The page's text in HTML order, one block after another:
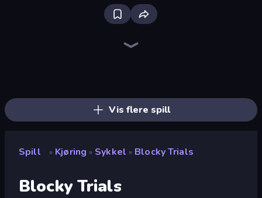
Vis flere spill
Spill » Kjøring » Sykkel » Blocky Trials
Blocky Trials